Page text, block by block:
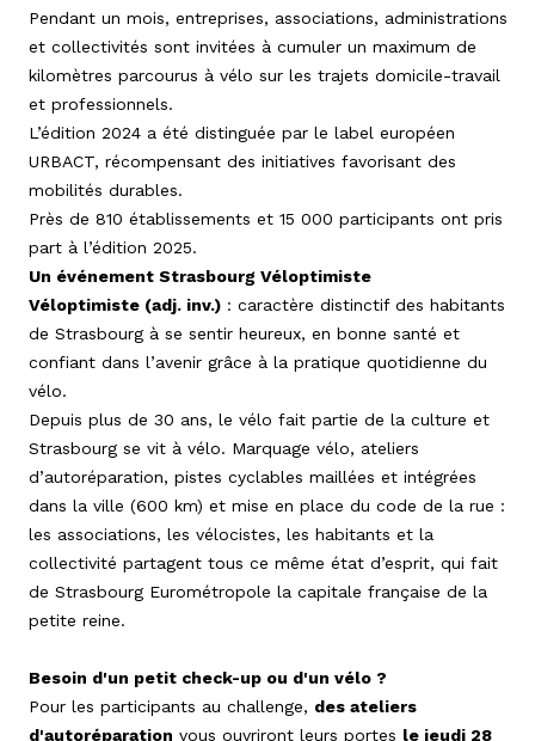
Pendant un mois, entreprises, associations, administrations
et collectivités sont invitées à cumuler un maximum de
kilomètres parcourus à vélo sur les trajets domicile-travail
et professionnels.
L’édition 2024 a été distinguée par le label européen
URBACT, récompensant des initiatives favorisant des
mobilités durables.
Près de 810 établissements et 15 000 participants ont pris
part à l’édition 2025.
Un événement Strasbourg Véloptimiste
Véloptimiste (adj. inv.) : caractère distinctif des habitants
de Strasbourg à se sentir heureux, en bonne santé et
confiant dans l’avenir grâce à la pratique quotidienne du
vélo.
Depuis plus de 30 ans, le vélo fait partie de la culture et
Strasbourg se vit à vélo. Marquage vélo, ateliers
d’autoréparation, pistes cyclables maillées et intégrées
dans la ville (600 km) et mise en place du code de la rue :
les associations, les vélocistes, les habitants et la
collectivité partagent tous ce même état d’esprit, qui fait
de Strasbourg Eurométropole la capitale française de la
petite reine.
Besoin d'un petit check-up ou d'un vélo ?
Pour les participants au challenge, des ateliers
d'autoréparation vous ouvriront leurs portes le jeudi 28